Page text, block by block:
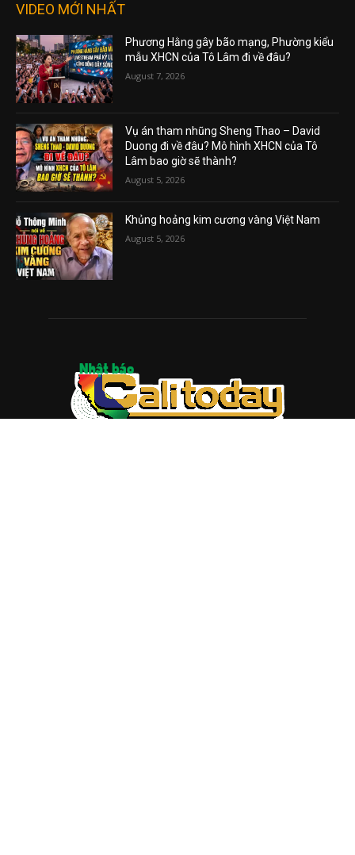
VIDEO MỚI NHẤT
Phương Hằng gây bão mạng, Phường kiểu
mẫu XHCN của Tô Lâm đi về đâu?
August 7, 2026
Vụ án tham nhũng Sheng Thao – David
Duong đi về đâu? Mô hình XHCN của Tô
Lâm bao giờ sẽ thành?
August 5, 2026
Khủng hoảng kim cương vàng Việt Nam
August 5, 2026